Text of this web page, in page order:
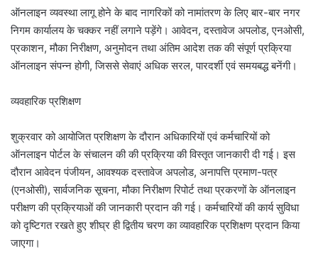
ऑनलाइन व्यवस्था लागू होने के बाद नागरिकों को नामांतरण के लिए बार-बार नगर
निगम कार्यालय के चक्कर नहीं लगाने पड़ेंगे। आवेदन, दस्तावेज अपलोड, एनओसी,
प्रकाशन, मौका निरीक्षण, अनुमोदन तथा अंतिम आदेश तक की संपूर्ण प्रक्रिया
ऑनलाइन संपन्न होगी, जिससे सेवाएं अधिक सरल, पारदर्शी एवं समयबद्ध बनेंगी।
व्यवहारिक प्रशिक्षण
शुक्रवार को आयोजित प्रशिक्षण के दौरान अधिकारियों एवं कर्मचारियों को
ऑनलाइन पोर्टल के संचालन की की प्रक्रिया की विस्तृत जानकारी दी गई। इस
दौरान आवेदन पंजीयन, आवश्यक दस्तावेज अपलोड, अनापत्ति प्रमाण-पत्र
(एनओसी), सार्वजनिक सूचना, मौका निरीक्षण रिपोर्ट तथा प्रकरणों के ऑनलाइन
परीक्षण की प्रक्रियाओं की जानकारी प्रदान की गई। कर्मचारियों की कार्य सुविधा
को दृष्टिगत रखते हुए शीघ्र ही द्वितीय चरण का व्यावहारिक प्रशिक्षण प्रदान किया
जाएगा।